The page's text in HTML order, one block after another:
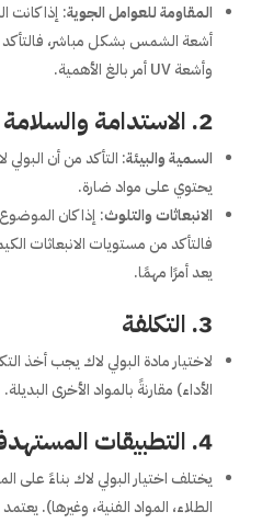
المقاومة للعوامل الجوية: إذا كانت
أشعة الشمس بشكل مباشر، فالتأكد
وأشعة UV أمر بالغ الأهمية.
2. الاستدامة والسلامة
السمية والبيئة: التأكد من أن
يحتوي على مواد ضارة.
الانبعاثات والتلوث: إذا كان
فالتأكد من مستويات الانبعاثات
يعد أمرًا مهمًا.
3. التكلفة
لاختيار مادة البولي لاك يجب أخذ
الأداء) مقارنةً بالمواد الأخرى البديلة.
4. التطبيقات
يختلف اختيار البولي لاك بناءً على
الطلاء، المواد الفنية، وغيرها).